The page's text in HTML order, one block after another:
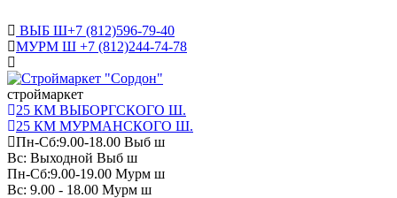
ВЫБ Ш+7 (812)596-79-40
МУРМ Ш +7 (812)244-74-78
cтроймаркет
25 КМ ВЫБОРГСКОГО Ш.
25 КМ МУРМАНСКОГО Ш.
Пн-Сб:9.00-18.00 Выб ш
Вс: Выходной Выб ш
Пн-Сб:9.00-19.00 Мурм ш
Вс: 9.00 - 18.00 Мурм ш